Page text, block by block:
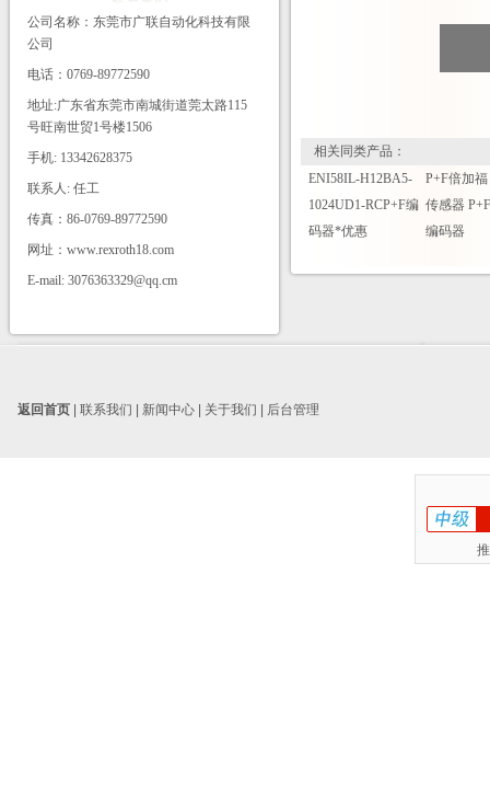
公司名称：东莞市广联自动化科技有限
公司
电话：0769-89772590
地址:广东省东莞市南城街道莞太路115
号旺南世贸1号楼1506
手机: 13342628375
联系人: 任工
传真：86-0769-89772590
网址：www.rexroth18.com
E-mail: 3076363329@qq.cm
相关同类产品：
ENI58IL-H12BA5-
1024UD1-RCP+F编
码器*优惠
P+F倍加福
传感器
编码器
返回首页 联系我们 新闻中心 关于我们 后台管理